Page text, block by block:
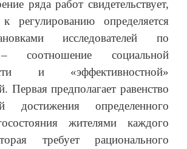
ряда работ свидетельствует,
регулированию определяется
исследователей по
соотношение социальной
и «эффективностной»
Первая предполагает равенство
достижения определенного
жителями каждого
требует рационального